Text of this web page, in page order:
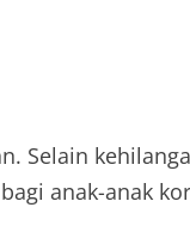
Selain
anak-anak